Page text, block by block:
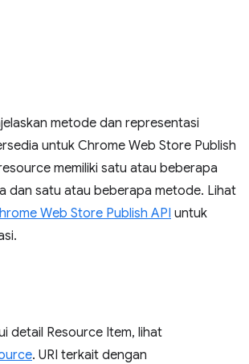
metode dan representasi
untuk Chrome Web Store Publish
memiliki satu atau beberapa
dan satu atau beberapa metode. Lihat
Web Store Publish API untuk
detail Resource Item, lihat
. URI terkait dengan